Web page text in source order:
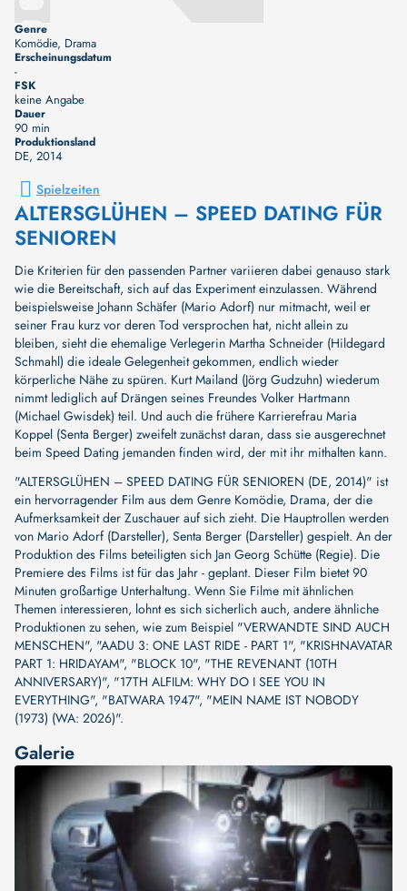
Genre
Komödie, Drama
Erscheinungsdatum
-
FSK
keine Angabe
Dauer
90 min
Produktionsland
DE, 2014
Spielzeiten
ALTERSGLÜHEN – SPEED DATING FÜR
SENIOREN
Die Kriterien für den passenden Partner variieren dabei genauso stark
wie die Bereitschaft, sich auf das Experiment einzulassen. Während
beispielsweise Johann Schäfer (Mario Adorf) nur mitmacht, weil er
seiner Frau kurz vor deren Tod versprochen hat, nicht allein zu
bleiben, sieht die ehemalige Verlegerin Martha Schneider (Hildegard
Schmahl) die ideale Gelegenheit gekommen, endlich wieder
körperliche Nähe zu spüren. Kurt Mailand (Jörg Gudzuhn) wiederum
nimmt lediglich auf Drängen seines Freundes Volker Hartmann
(Michael Gwisdek) teil. Und auch die frühere Karrierefrau Maria
Koppel (Senta Berger) zweifelt zunächst daran, dass sie ausgerechnet
beim Speed Dating jemanden finden wird, der mit ihr mithalten kann.
"ALTERSGLÜHEN – SPEED DATING FÜR SENIOREN (DE, 2014)" ist
ein hervorragender Film aus dem Genre Komödie, Drama, der die
Aufmerksamkeit der Zuschauer auf sich zieht. Die Hauptrollen werden
von Mario Adorf (Darsteller), Senta Berger (Darsteller) gespielt. An der
Produktion des Films beteiligten sich Jan Georg Schütte (Regie). Die
Premiere des Films ist für das Jahr - geplant. Dieser Film bietet 90
Minuten großartige Unterhaltung. Wenn Sie Filme mit ähnlichen
Themen interessieren, lohnt es sich sicherlich auch, andere ähnliche
Produktionen zu sehen, wie zum Beispiel "VERWANDTE SIND AUCH
MENSCHEN", "AADU 3: ONE LAST RIDE - PART 1", "KRISHNAVATAR
PART 1: HRIDAYAM", "BLOCK 10", "THE REVENANT (10TH
ANNIVERSARY)", "17TH ALFILM: WHY DO I SEE YOU IN
EVERYTHING", "BATWARA 1947", "MEIN NAME IST NOBODY
(1973) (WA: 2026)".
Galerie